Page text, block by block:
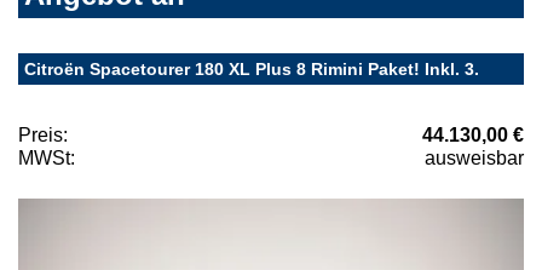
Citroën Spacetourer 180 XL Plus 8 Rimini Paket! Inkl. 3.
Preis:
44.130,00 €
MWSt:
ausweisbar